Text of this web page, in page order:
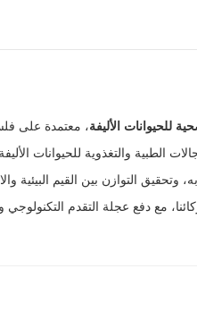
للحيوانات الأليفة، معتمدة على
الطبية والتغذوية للحيوانات الأليفة.
التوازن بين القيم البيئية
مع دفع عجلة التقدم التكنولوجي